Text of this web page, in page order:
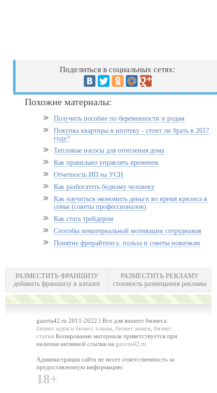
Поделиться в социальных сетях:
Похожие материалы:
Получить пособие по беременности и родам
Покупка квартиры в ипотеку - стоит ли брать в 2017
году?
Тепловые насосы для отопления дома
Как правильно управлять временем
Отчетность ИП на УСН
Как разбогатеть бедному человеку
Как научиться экономить деньги во время кризиса в
семье (советы профессионалов)
Как стать трейдером
Способы нематериальной мотивации сотрудников
Понятие фрирайтинга: польза и советы новичкам
РАЗМЕСТИТЬ ФРАНШИЗУ
добавить франшизу в каталог
РАЗМЕСТИТЬ РЕКЛАМУ
стоимость размещения рекламы
gazeta42.ru 2011-2022 l Все для вашего бизнеса:
бизнес идеи и бизнес планы,бизнес книги,бизнес
статьи Копирование материала приветствуется при
наличии активной ссылки на gazeta42.ru
Администрация сайта не несет ответственность за
предоставленную информацию.
18+